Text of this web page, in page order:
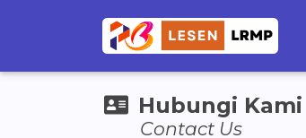
Hubungi Kami
Contact Us